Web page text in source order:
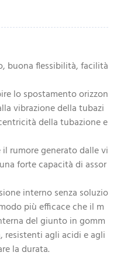
buona flessibilità, facilità
lo spostamento orizzon
vibrazione della tubazi
della tubazione e
rumore generato dalle vi
forte capacità di assor
interno senza soluzio
più efficace che il m
del giunto in gomm
resistenti agli acidi e agli
la durata.